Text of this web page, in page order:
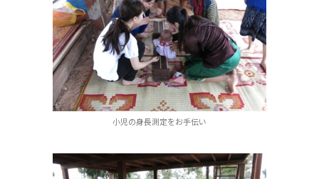
小児の身長測定をお手伝い